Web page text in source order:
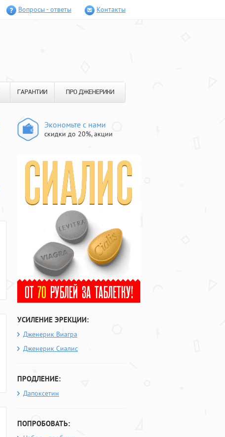
Вопросы - ответы Контакты
ГАРАНТИИ ПРО ДЖЕНЕРИКИ
Экономьте с нами
скидки до 20%, акции
УСИЛЕНИЕ ЭРЕКЦИИ:
Дженерик Виагра
Дженерик Сиалис
ПРОДЛЕНИЕ:
Дапоксетин
ПОПРОБОВАТЬ: